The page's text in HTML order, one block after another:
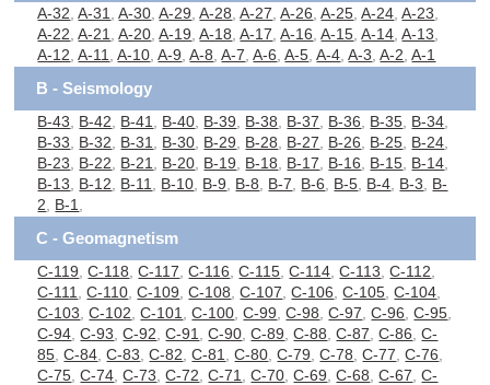
A-32 ,A-31 ,A-30 ,A-29 ,A-28 ,A-27 ,A-26 ,A-25 ,A-24 ,A-23
A-22 ,A-21 ,A-20 ,A-19 ,A-18 ,A-17 ,A-16 ,A-15 ,A-14 ,A-13
A-12 ,A-11 ,A-10 ,A-9 ,A-8 ,A-7 ,A-6 ,A-5 ,A-4 ,A-3 ,A-2 ,A-1
B - Seismology
B-43 B-42 B-41 B-40 B-39 B-38 B-37 B-36 B-35 B-34
B-33
B-32 B-31 B-30 B-29 B-28 B-27 B-26 B-25 B-24
B-23
B-22 B-21 B-20 B-19 B-18 B-17 B-16 B-15 B-14
B-13
B-12 B-11 B-10 B-9 B-8 B-7 B-6 B-5 B-4 B-3
B-
2
B-1
C - Geomagnetism
C-119 ,C-118 ,C-117 ,C-116 ,C-115 ,C-114 ,C-113 ,C-112
C-111
,C-110 ,C-109 ,C-108 ,C-107 ,C-106 ,C-105 ,C-104
C-103 ,C-102 ,C-101 ,C-100 ,C-99 ,C-98 ,C-97 ,C-96 ,C-95
C-94 ,C-93 ,C-92 ,C-91 ,C-90 ,C-89 ,C-88 ,C-87 ,C-86 ,C-
85 ,C-84 ,C-83 ,C-82 ,C-81 ,C-80 ,C-79 ,C-78 ,C-77 ,C-76
C-75 ,C-74 ,C-73 ,C-72 ,C-71 ,C-70 ,C-69 ,C-68 ,C-67 ,C-